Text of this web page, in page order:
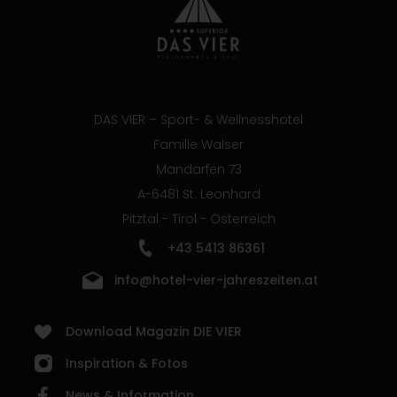
DAS VIER – Sport- & Wellnesshotel
Familie Walser
Mandarfen 73
A-6481 St. Leonhard
Pitztal - Tirol - Österreich
+43 5413 86361
info@hotel-vier-jahreszeiten.at
Download Magazin DIE VIER
Inspiration & Fotos